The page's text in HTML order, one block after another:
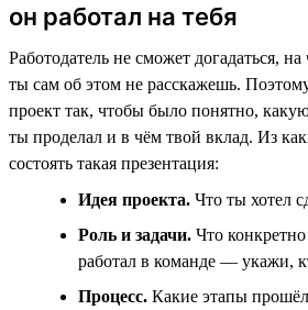
он работал на тебя
Работодатель не сможет догадаться,
ты сам об этом не расскажешь.
проект так, чтобы было понятно,
ты проделал и в чём твой вклад. Из
состоять такая презентация:
Идея проекта. Что ты хотел
Роль и задачи. Что
работал в команде — укажи,
Процесс. Какие этапы